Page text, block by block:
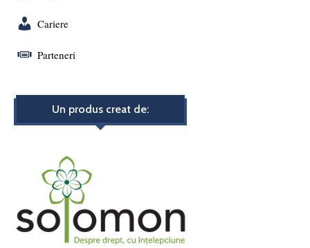
Cariere
Parteneri
Un produs creat de: